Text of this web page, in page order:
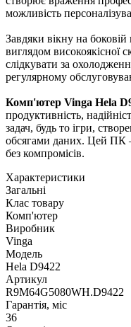
можливість
Завдяки вікну на
виглядом високоякісної
слідкувати за
регулярному
Комп'ютер Vinga Hela
продуктивність,
задач, будь то ігри,
обсягами даних. Цей ПК
без компромісів.
Характеристики
Загальні
Клас товару
Комп'ютер
Виробник
Vinga
Модель
Hela D9422
Артикул
R9M64G5080WH.D9422
Гарантія, міс
36